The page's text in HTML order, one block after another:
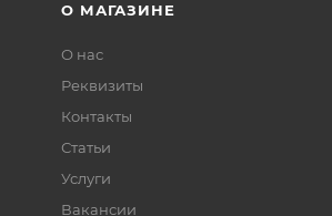
О МАГАЗИНЕ
О нас
Реквизиты
Контакты
Статьи
Услуги
Вакансии